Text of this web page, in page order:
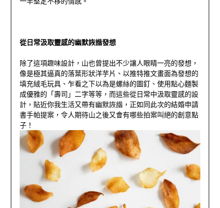
從日常汲取靈感的幽默詼諧發想
除了這項趣味設計，山也曾提出不少讓人眼睛一亮的發想，
像是極其逼真的落葉形狀洋芋片、以推特推文畫面為發想的
填充絨毛玩具、乍看之下以為是螺絲的圖釘、使用點心麵製
成優雅的「壽司」二字等等，而這些從日常中汲取靈感的設
計，貼近你我生活又帶有幽默詼諧，正如同此次的結婚申請
書手帕提案，令人期待山之後又會有哪些拍案叫絕的創意點
子！